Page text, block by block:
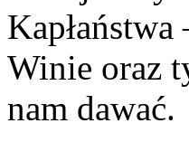
Winie oraz
nam dawać.